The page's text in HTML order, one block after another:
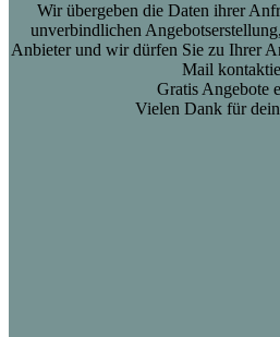
Wir übergeben die Daten ihrer
unverbindlichen
Anbieter und wir dürfen Sie zu Ihrer
Mail
Gratis Angebote
Vielen Dank für